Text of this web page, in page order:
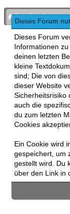
Dieses Forum
Dieses Forum
Informationen
deinen letzten
kleine
sind; Die von
dieser Website
Sicherheitsrisiko
auch die
du zum letzten
Cookies
Ein Cookie wird
gespeichert, um
gestellt wird. Du
über den Link in
bronies.de
This